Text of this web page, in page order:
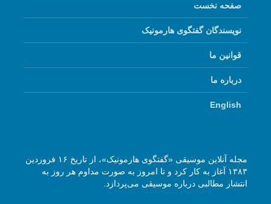
صفحه نخست
نویسندگان گفتگوی هارمونیک
قوانین ما
درباره ما
English
مجله آنلاین موسیقی «گفتگوی هارمونیک»، از تاریخ ۱۶ فروردین
۱۳۸۳ آغاز به کار کرد و تا امروز به صورت مداوم هر روز به
انتشار مطالبی درباره موسیقی می‌پردازد.